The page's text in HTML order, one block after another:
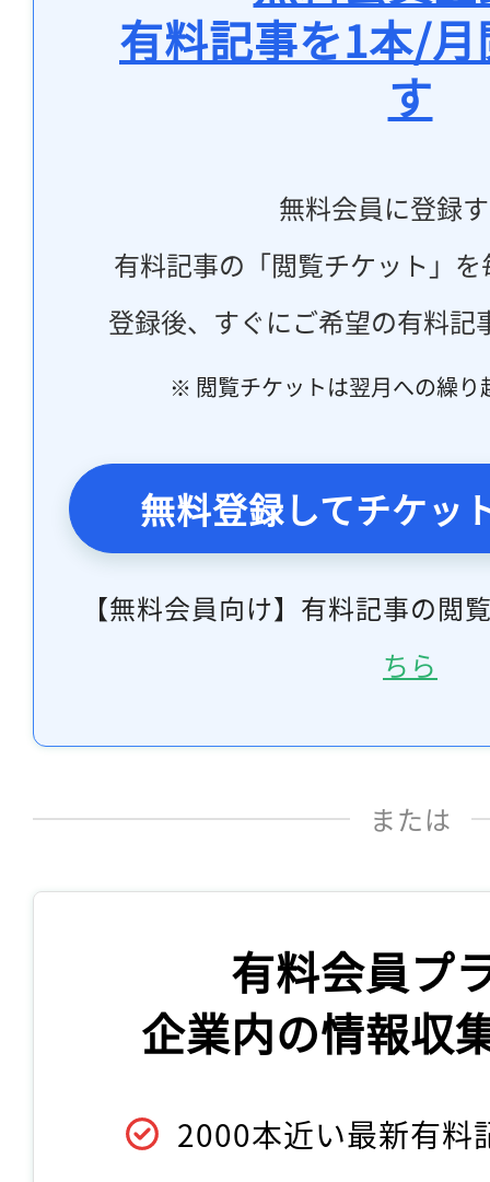
有料記事を1本/
す
無料会員に登録
有料記事の「閲覧チケット」
登録後、すぐにご希望の有料記
※ 閲覧チケットは翌月への繰り
無料登録してチケッ
【無料会員向け】有料記事の閲
ちら
または
有料会員プ
企業内の情報収
2000本近い最新有料